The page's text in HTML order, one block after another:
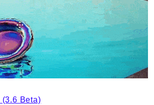
Beta)